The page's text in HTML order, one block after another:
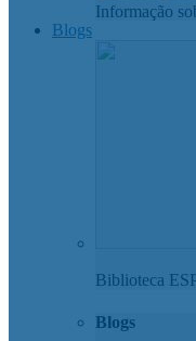
Informação
Blogs
Biblioteca
Blogs